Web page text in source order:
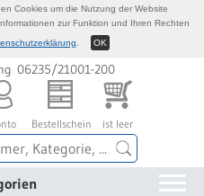
06235/21001-200
Bestellschein ist leer
Cookies um die Nutzung der Website
zur Funktion und Ihren Rechten
OK